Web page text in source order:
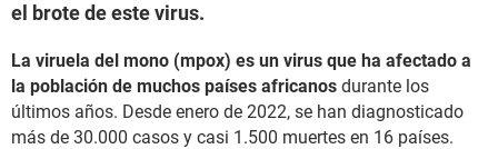
el brote de este virus.
La viruela del mono (mpox) es un virus que ha afectado a
la población de muchos países africanos durante los
últimos años. Desde enero de 2022, se han diagnosticado
más de 30.000 casos y casi 1.500 muertes en 16 países.